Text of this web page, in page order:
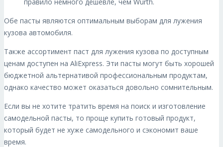
Обе пасты являются оптимальным выборам для лужения
кузова автомобиля.
Также ассортимент паст для лужения кузова по доступным
ценам доступен на AliExpress. Эти пасты могут быть хорошей
бюджетной альтернативой профессиональным продуктам,
однако качество может оказаться довольно сомнительным.
Если вы не хотите тратить время на поиск и изготовление
самодельной пасты, то проще купить готовый продукт,
который будет не хуже самодельного и сэкономит ваше
время.